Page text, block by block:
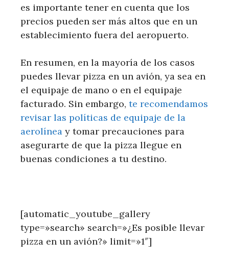
es importante tener en cuenta que los
precios pueden ser más altos que en un
establecimiento fuera del aeropuerto.
En resumen, en la mayoría de los casos
puedes llevar pizza en un avión, ya sea en
el equipaje de mano o en el equipaje
facturado. Sin embargo, te recomendamos
revisar las políticas de equipaje de la
aerolínea y tomar precauciones para
asegurarte de que la pizza llegue en
buenas condiciones a tu destino.
[automatic_youtube_gallery
type=»search» search=»¿Es posible llevar
pizza en un avión?» limit=»1″]